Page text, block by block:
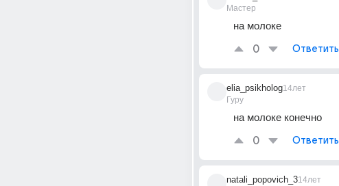
Мастер
на молоке
0 Ответить
elia_psikholog
Гуру
14лет
на молоке конечно
0 Ответить
natali_popovich_314лет